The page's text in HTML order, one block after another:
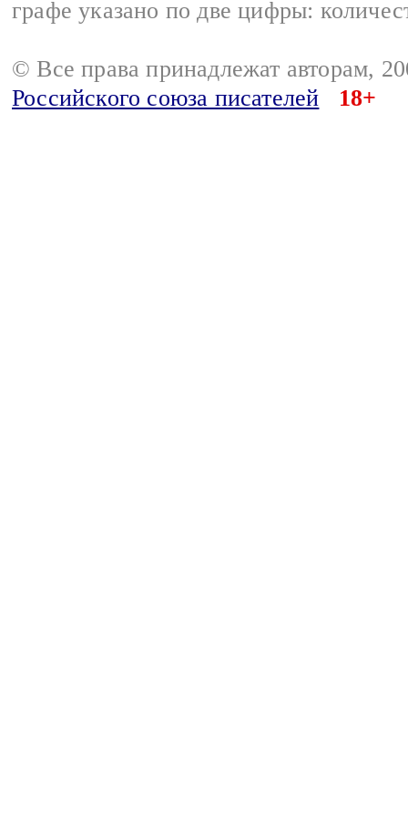
графе указано по две цифры:
© Все права принадлежат авторам,
Российского союза писателей
18+